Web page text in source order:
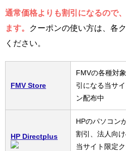
通常価格よりも割引になるので
ます。
クーポンの使い方は、各
ください。
FMV Store
FMVの各種対
引になる当サ
ン配布中
HP Directplus
HPのパソコン
割引、法人向
当サイト限定